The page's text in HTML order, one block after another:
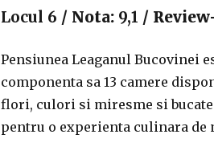
Locul 6 / Nota: 9,1 /
Pensiunea Leaganul Bucovinei
componenta sa 13 camere
flori, culori si miresme si
pentru o experienta culinara de